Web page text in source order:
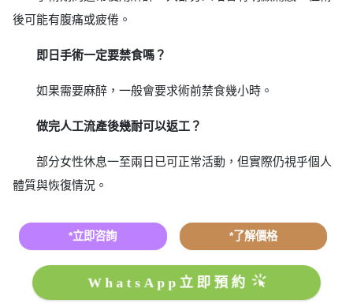
後可能有腹痛或疲倦。
即日手術一定要禁食嗎？
如果需要麻醉，一般會要求術前禁食幾小時。
做完人工流產後幾耐可以返工？
部分女性休息一至兩日已可正常活動，但實際仍視乎個人
體質與恢復情況。
*立即咨詢 *了解價格
WhatsApp立即預約